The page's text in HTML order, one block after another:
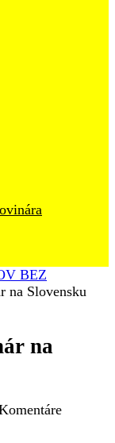
BEZ
na Slovensku
na